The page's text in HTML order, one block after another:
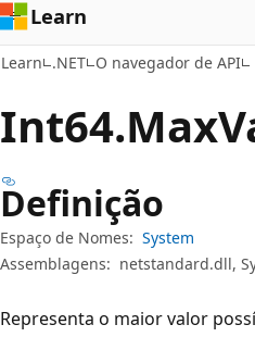
Learn
Learn .NET O navegador de API
Int64.Max
Definição
Espaço de Nomes: System
Assemblagens: netstandard.dll,
Representa o maior valor